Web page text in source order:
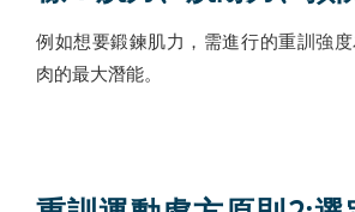
例如想要鍛鍊肌力，需進行的重訓強
肉的最大潛能。